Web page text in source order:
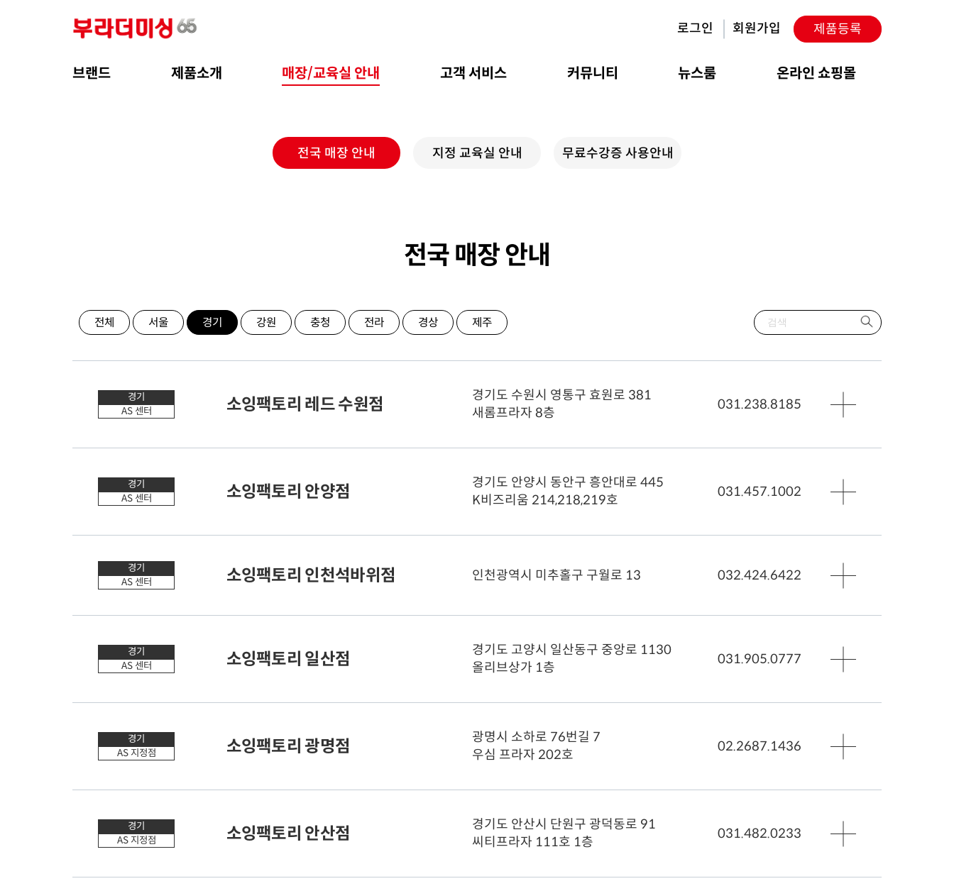
로그인 회원가입 제품등록
브랜드 제품소개 매장/교육실 안내 고객 서비스 커뮤니티 뉴스룸 온라인 쇼핑몰
전국 매장 안내 지정 교육실 안내 무료수강증 사용안내
전국 매장 안내
전체 서울 경기 강원 충청 전라 경상 제주
경기
AS 센터
소잉팩토리 레드 수원점
경기도 수원시 영통구 효원로 381
새롬프라자 8층
031.238.8185
50m
(일),법정 공휴일 - 휴무
주차
경기
AS 센터
소잉팩토리 안양점
경기도 안양시 동안구 흥안대로 445
K비즈리움 214,218,219호
031.457.1002
50m
영업시간
(월~토) 오전10:00 - 오후19:30
경기
AS 센터
소잉팩토리 인천석바위점 인천광역시 미추홀구 구월로 13 032.424.6422
영업시간
(월~금) 오전 10:00 - 오후 19:00
주차 가능
경기
AS 센터
소잉팩토리 일산점
경기도 고양시 일산동구 중앙로 1130
올리브상가 1층
031.905.0777
영업시간
(월~금) 오전 10:00 - 오후 19:00
경기
AS 지정점
소잉팩토리 광명점
광명시 소하로 76번길 7
우심 프라자 202호
02.2687.1436
경기
AS 지정점
소잉팩토리 안산점
경기도 안산시 단원구 광덕동로 91
씨티프라자 111호 1층
031.482.0233